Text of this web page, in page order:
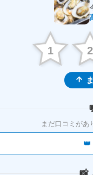
1 2
まだ口コミがあ
👑